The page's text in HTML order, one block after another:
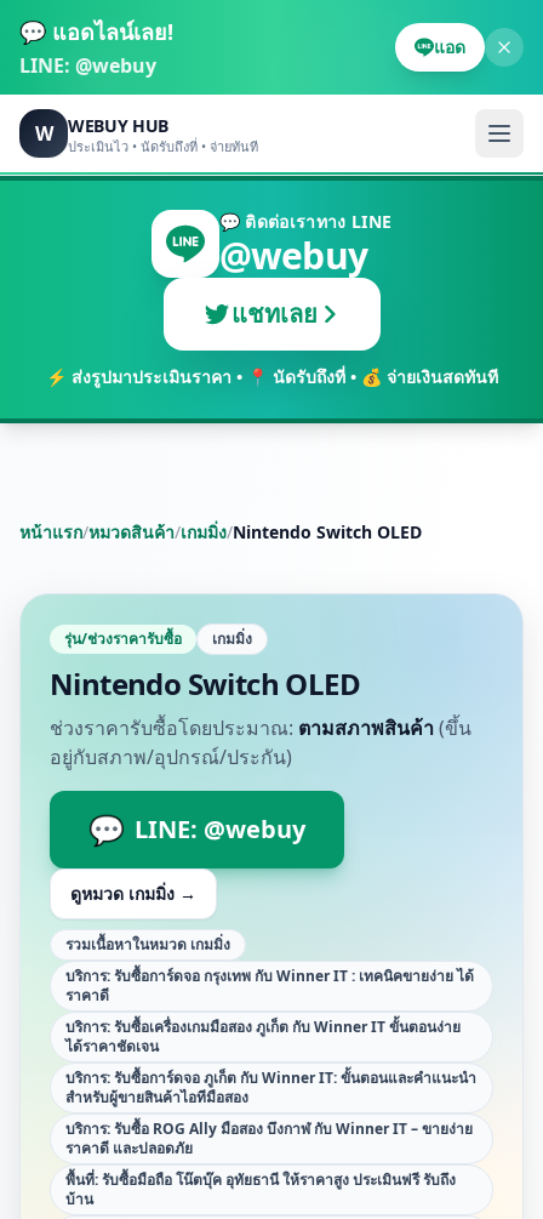
💬 แอดไลน์เลย!
LINE: @webuy
แอด
W WEBUY HUB
ประเมินไว • นัดรับถึงที่ • จ่ายทันที
💬 ติดต่อเราทาง LINE
@webuy
แชทเลย
⚡ ส่งรูปมาประเมินราคา • 📍 นัดรับถึงที่ • 💰 จ่ายเงินสดทันที
หน้าแรก/หมวดสินค้า/เกมมิ่ง/Nintendo Switch OLED
รุ่น/ช่วงราคารับซื้อ เกมมิ่ง
Nintendo Switch OLED
ช่วงราคารับซื้อโดยประมาณ: ตามสภาพสินค้า(ขึ้น
อยู่กับสภาพ/อุปกรณ์/ประกัน)
💬 LINE: @webuy
ดูหมวด เกมมิ่ง →
รวมเนื้อหาในหมวด เกมมิ่ง
บริการ: รับซื้อการ์ดจอ กรุงเทพ กับ Winner IT : เทคนิคขายง่าย ได้
ราคาดี
บริการ: รับซื้อเครื่องเกมมือสอง ภูเก็ต กับ Winner IT ขั้นตอนง่าย
ได้ราคาชัดเจน
บริการ: รับซื้อการ์ดจอ ภูเก็ต กับ Winner IT: ขั้นตอนและคำแนะนำ
สำหรับผู้ขายสินค้าไอทีมือสอง
บริการ: รับซื้อ ROG Ally มือสอง บึงกาฬ กับ Winner IT – ขายง่าย
ราคาดี และปลอดภัย
พื้นที่: รับซื้อมือถือ โน๊ตบุ๊ค อุทัยธานี ให้ราคาสูง ประเมินฟรี รับถึง
บ้าน